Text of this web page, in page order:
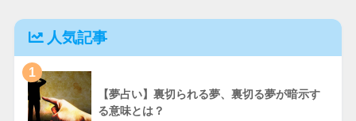
人気記事
1
【夢占い】裏切られる夢、裏切る夢が暗示す
る意味とは？